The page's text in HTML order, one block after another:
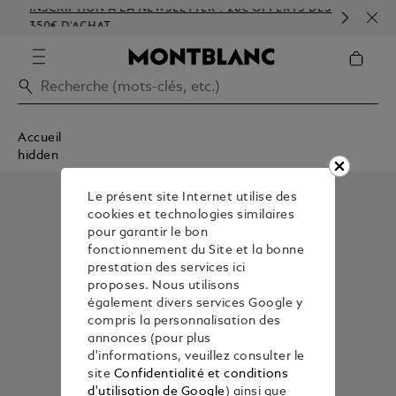
INSCRIPTION À LA NEWSLETTER : 20€ OFFERTS DÈS
350€ D'ACHAT
Accueil
hidden
Le présent site Internet utilise des
cookies et technologies similaires
pour garantir le bon
fonctionnement du Site et la bonne
prestation des services ici
proposes. Nous utilisons
également divers services Google y
compris la personnalisation des
annonces (pour plus
d'informations, veuillez consulter le
site Confidentialité et conditions
d'utilisation de Google) ainsi que